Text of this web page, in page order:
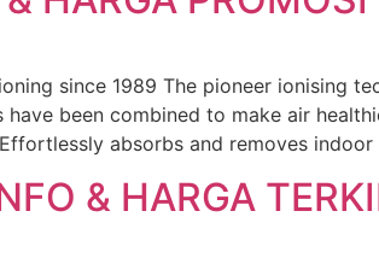
since 1989 The pioneer ionising
have been combined to make air
absorbs and removes
& HARGA